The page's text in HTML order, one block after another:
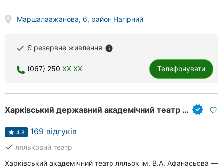
Маршалаажанова, 6, район Нагірний
done Є резервне живлення info
(067) 250 XX XX Телефонувати
Харківський державний академічний театр ляльок ім. В. А. Афанасьєва
4.8 169 відгуків
done ляльковий театр
Харківський академічний театр ляльок ім. В.А. Афанасьєва —